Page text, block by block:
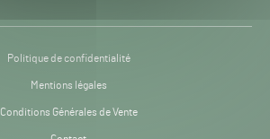
Politique de confidentialité
Mentions légales
Conditions Générales de Vente